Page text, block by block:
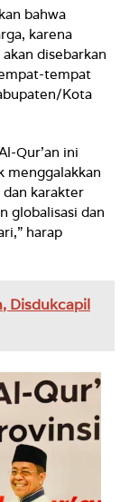
bahwa
karena
disebarkan
tempat
Kota
Qur’an ini
menggalakkan
dan karakter
globalisasi dan
harap
Disdukcapil